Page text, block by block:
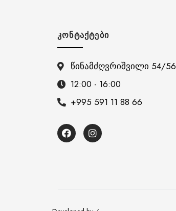
ᲙᲝᲜᲢᲐᲥᲢᲔᲑᲘ
წინამძღვრიშვილი 54/56
12:00 - 16:00
+995 591 11 88 66